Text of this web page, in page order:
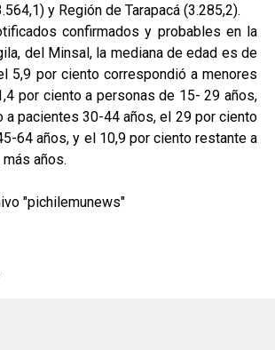
y Región de Tarapacá (3.285,2).
confirmados y probables en la
del Minsal, la mediana de edad es de
5,9 por ciento correspondió a menores
por ciento a personas de 15- 29 años,
a pacientes 30-44 años, el 29 por ciento
64 años, y el 10,9 por ciento restante a
años.
"pichilemunews"